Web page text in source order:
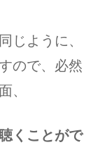
じように、
ので、必然
、
くことがで